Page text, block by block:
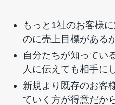
もっと1社のお客様
のに売上目標がある
自分たちが知ってい
人に伝えても相手に
新規より既存のお客
ていく方が得意だか